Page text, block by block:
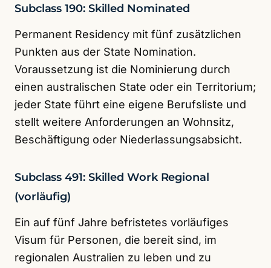
Subclass 190: Skilled Nominated
Permanent Residency mit fünf zusätzlichen
Punkten aus der State Nomination.
Voraussetzung ist die Nominierung durch
einen australischen State oder ein Territorium;
jeder State führt eine eigene Berufsliste und
stellt weitere Anforderungen an Wohnsitz,
Beschäftigung oder Niederlassungsabsicht.
Subclass 491: Skilled Work Regional
(vorläufig)
Ein auf fünf Jahre befristetes vorläufiges
Visum für Personen, die bereit sind, im
regionalen Australien zu leben und zu